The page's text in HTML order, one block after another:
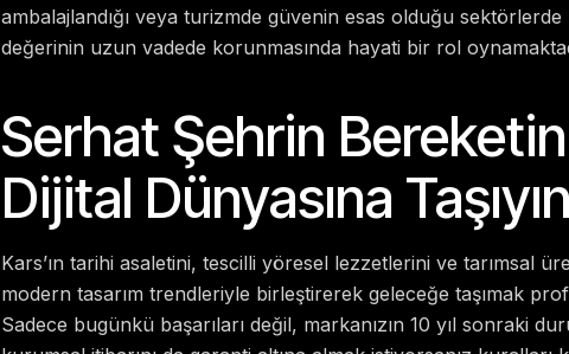
ambalajlandığı veya turizmde güvenin esas olduğu
değerinin uzun vadede korunmasında hayati bir rol
Serhat Şehrin
Dijital Dünyasına Taşıyın
Kars’ın tarihi asaletini, tescilli yöresel lezzetlerini ve tarımsal
modern tasarım trendleriyle birleştirerek geleceğe taşımak
Sadece bugünkü başarıları değil, markanızın 10 yıl sonraki